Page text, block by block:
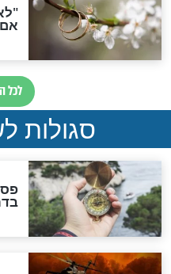
הרב
לגאולה
זהו
חורבנה
הזוהר